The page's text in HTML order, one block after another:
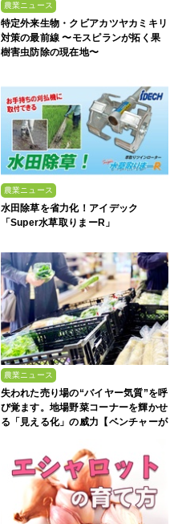
農業ニュース
特定外来生物・クビアカツヤカミキリ
対策の最前線 〜モスピランが拓く果
樹害虫防除の現在地〜
農業ニュース
水田除草を省力化！アイデック
「Super水草取りまーR」
農業ニュース
失われた売り場の“バイヤー気質”を呼
び覚ます。地場野菜コーナーを輝かせ
る「見える化」の威力【ベンチャーが